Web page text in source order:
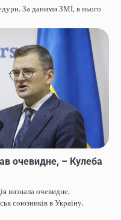
За даними ЗМІ, в нього
очевидне, – Кулеба
визнала очевидне,
союзників в Україну.